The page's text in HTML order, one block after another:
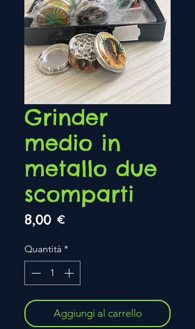
Grinder
medio in
metallo due
scomparti
8,00 €Prezzo
Quantità *
Aggiungi al carrello